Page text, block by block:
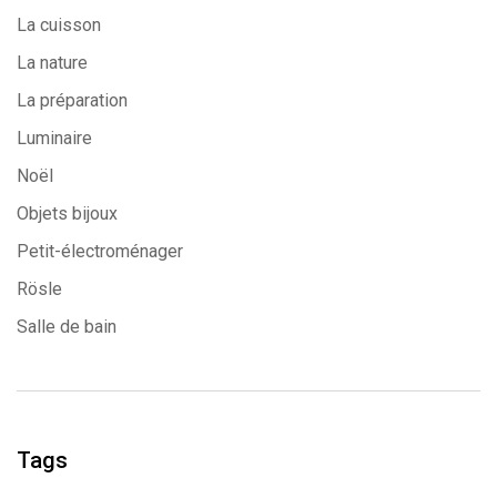
La cuisson
La nature
La préparation
Luminaire
Noël
Objets bijoux
Petit-électroménager
Rösle
Salle de bain
Tags